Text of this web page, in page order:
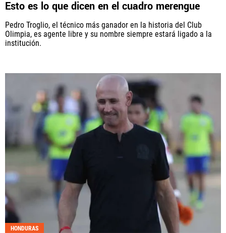
Esto es lo que dicen en el cuadro merengue
Pedro Troglio, el técnico más ganador en la historia del Club
Olimpia, es agente libre y su nombre siempre estará ligado a la
institución.
HONDURAS